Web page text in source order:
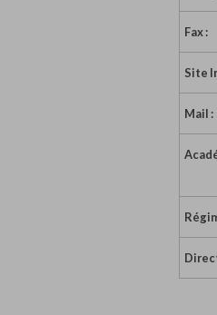
Fax :
Site
Mail :